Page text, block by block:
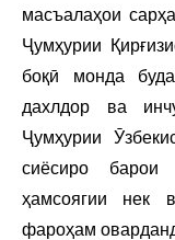
масъалаҳои
Ҷумҳурии
боқӣ монда
дахлдор ва
Ҷумҳурии
сиёсиро барои
ҳамсоягии нек
фароҳам